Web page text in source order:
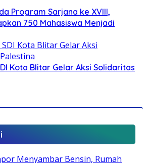
Program Sarjana ke XVIII,
750 Mahasiswa Menjadi
Kota Blitar Gelar Aksi Solidaritas